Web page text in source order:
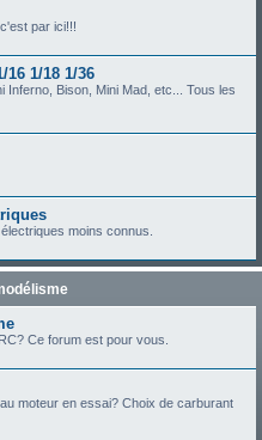
par ici!!!
1/18 1/36
Inferno, Bison, Mini Mad, etc... Tous les
moins connus.
Ce forum est pour vous.
moteur en essai? Choix de carburant